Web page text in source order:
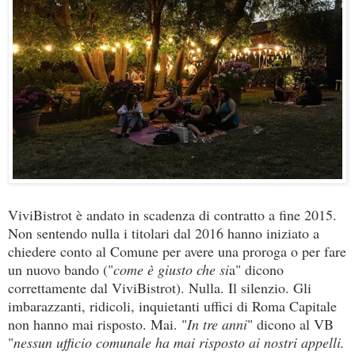
ViviBistrot è andato in scadenza di contratto a fine 2015.
Non sentendo nulla i titolari dal 2016 hanno iniziato a
chiedere conto al Comune per avere una proroga o per fare
un nuovo bando ("come è giusto che sia" dicono
correttamente dal ViviBistrot). Nulla. Il silenzio. Gli
imbarazzanti, ridicoli, inquietanti uffici di Roma Capitale
non hanno mai risposto. Mai. "In tre anni" dicono al VB
"nessun ufficio comunale ha mai risposto ai nostri appelli.